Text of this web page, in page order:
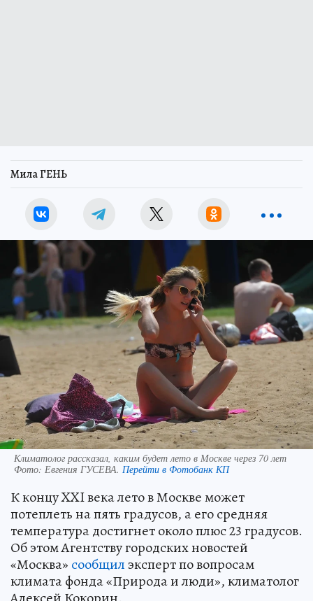
Мила ГЕНЬ
Климатолог рассказал, каким будет лето в Москве через 70 лет
Фото: Евгения ГУСЕВА. Перейти в Фотобанк КП
К концу XXI века лето в Москве может
потеплеть на пять градусов, а его средняя
температура достигнет около плюс 23 градусов.
Об этом Агентству городских новостей
«Москва» сообщил эксперт по вопросам
климата фонда «Природа и люди», климатолог